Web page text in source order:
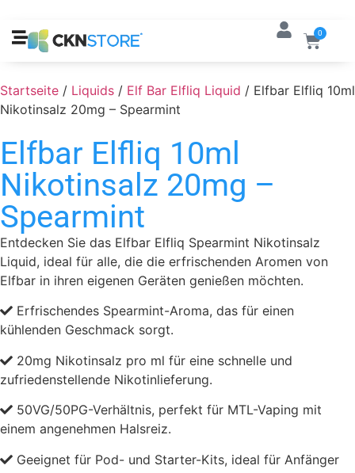
0
Startseite / Liquids / Elf Bar Elfliq Liquid / Elfbar Elfliq 10ml
Nikotinsalz 20mg – Spearmint
Elfbar Elfliq 10ml
Nikotinsalz 20mg –
Spearmint
Entdecken Sie das Elfbar Elfliq Spearmint Nikotinsalz
Liquid, ideal für alle, die die erfrischenden Aromen von
Elfbar in ihren eigenen Geräten genießen möchten.
Erfrischendes Spearmint-Aroma, das für einen
kühlenden Geschmack sorgt.
20mg Nikotinsalz pro ml für eine schnelle und
zufriedenstellende Nikotinlieferung.
50VG/50PG-Verhältnis, perfekt für MTL-Vaping mit
einem angenehmen Halsreiz.
Geeignet für Pod- und Starter-Kits, ideal für Anfänger